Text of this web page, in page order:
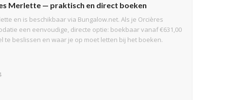
Merlette — praktisch en direct boeken
en is beschikbaar via Bungalow.net. Als je Orcières
een eenvoudige, directe optie: boekbaar vanaf €631,00
te beslissen en waar je op moet letten bij het boeken.